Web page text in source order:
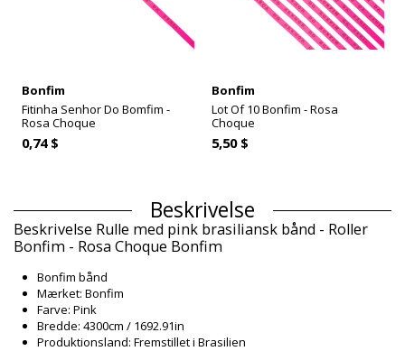
Bonfim
Fitinha Senhor Do Bomfim -
Rosa Choque
0,74 $
Bonfim
Lot Of 10 Bonfim - Rosa
Choque
5,50 $
Beskrivelse
Beskrivelse Rulle med pink brasiliansk bånd - Roller
Bonfim - Rosa Choque Bonfim
Bonfim bånd
Mærket: Bonfim
Farve: Pink
Bredde: 4300cm / 1692.91in
Produktionsland: Fremstillet i Brasilien